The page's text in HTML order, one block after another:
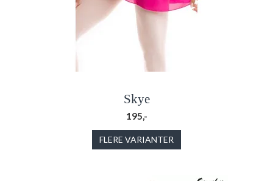
Skye
195,-
FLERE VARIANTER